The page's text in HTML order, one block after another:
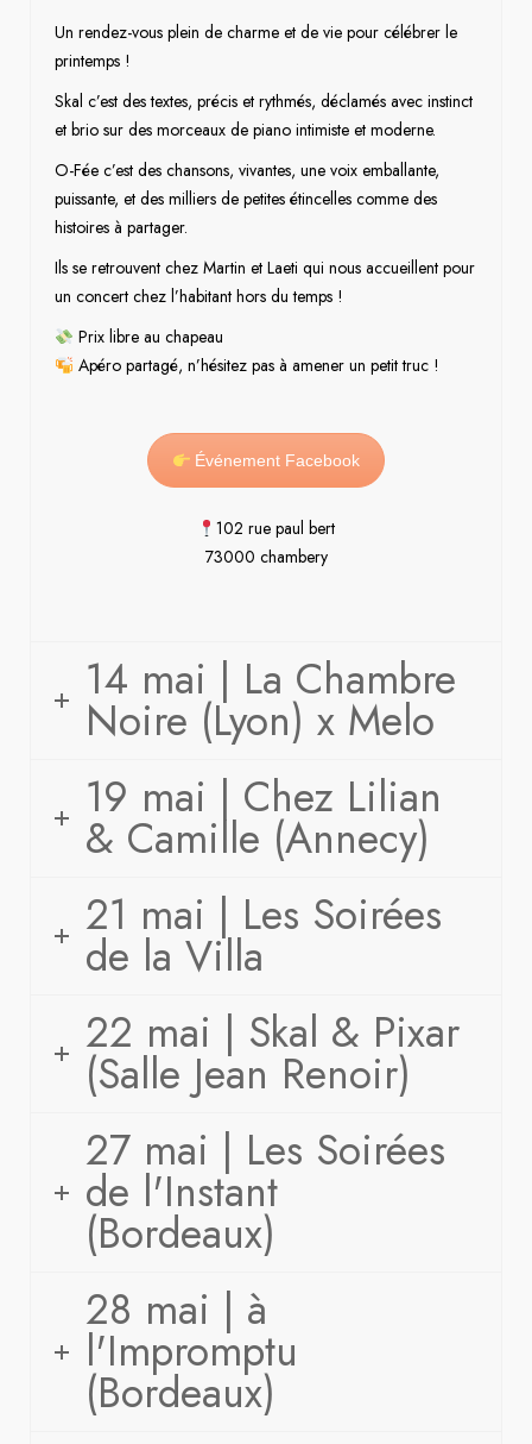
Un rendez-vous plein de charme et de vie pour célébrer le
printemps !
Skal c’est des textes, précis et rythmés, déclamés avec instinct
et brio sur des morceaux de piano intimiste et moderne.
O-Fée c’est des chansons, vivantes, une voix emballante,
puissante, et des milliers de petites étincelles comme des
histoires à partager.
Ils se retrouvent chez Martin et Laeti qui nous accueillent pour
un concert chez l’habitant hors du temps !
Prix libre au chapeau
Apéro partagé, n’hésitez pas à amener un petit truc !
Événement Facebook
102 rue paul bert
73000 chambery
14 mai | La Chambre
Noire (Lyon) x Melo
19 mai | Chez Lilian
& Camille (Annecy)
21 mai | Les Soirées
de la Villa
22 mai | Skal & Pixar
(Salle Jean Renoir)
27 mai | Les Soirées
de l'Instant
(Bordeaux)
28 mai | à
l'Impromptu
(Bordeaux)